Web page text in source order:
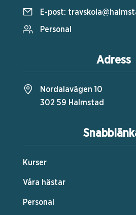
Kurser
Våra hästar
Personal
E-post:
Personal
Adress
Nordalavägen 10
302 59 Halmstad